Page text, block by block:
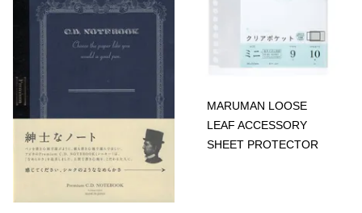
MARUMAN LOOSE
LEAF ACCESSORY
SHEET PROTECTOR